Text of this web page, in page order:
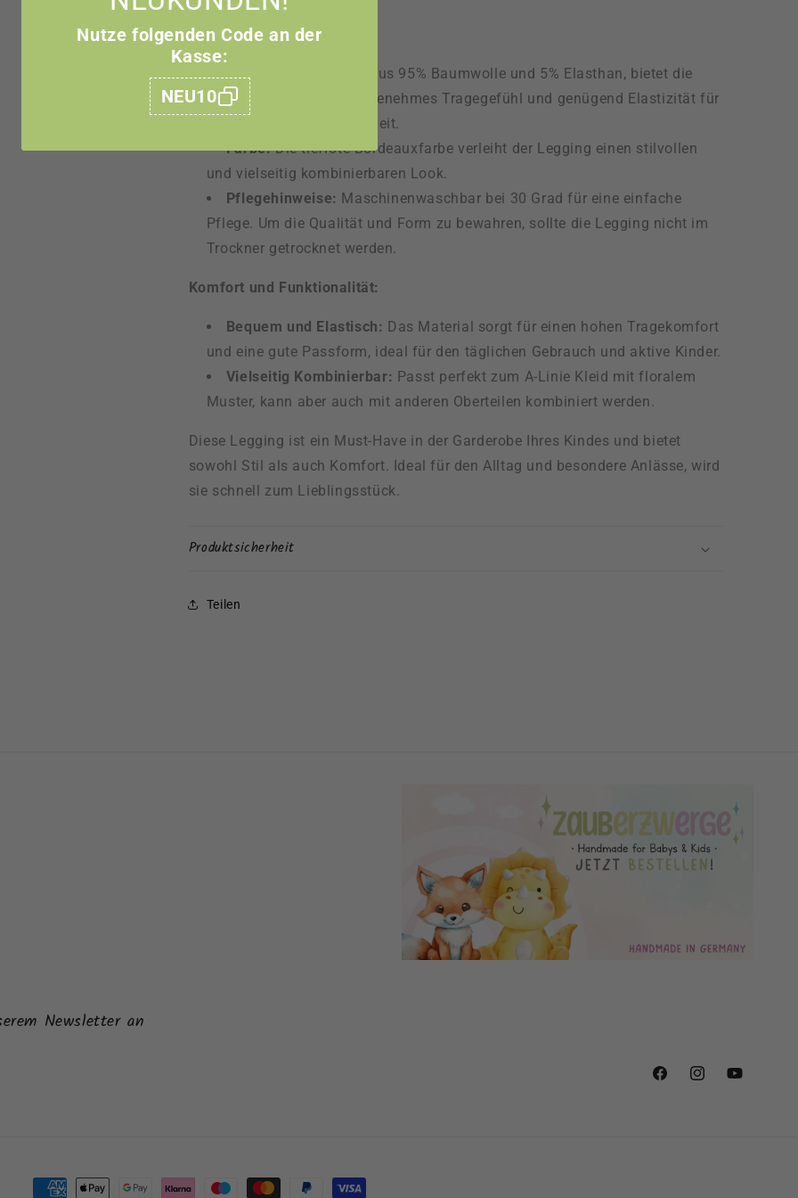
Eigenschaften:
Material:
Hergestellt aus 95% Baumwolle und 5% Elasthan, bietet die
Legging ein weiches, angenehmes Tragegefühl und genügend Elastizität für
optimale Bewegungsfreiheit.
Farbe:Die tiefrote Bordeauxfarbe verleiht der Legging einen stilvollen
und vielseitig kombinierbaren Look.
Pflegehinweise: Maschinenwaschbar bei 30 Grad für eine einfache
Pflege. Um die Qualität und Form zu bewahren, sollte die Legging nicht im
Trockner getrocknet werden.
Komfort und Funktionalität:
Bequem und Elastisch: Das Material sorgt für einen hohen Tragekomfort
und eine gute Passform, ideal für den täglichen Gebrauch und aktive Kinder.
Vielseitig Kombinierbar: Passt perfekt zum A-Linie Kleid mit floralem
Muster, kann aber auch mit anderen Oberteilen kombiniert werden.
Diese Legging ist ein Must-Have in der Garderobe Ihres Kindes und bietet
sowohl Stil als auch Komfort. Ideal für den Alltag und besondere Anlässe, wird
sie schnell zum Lieblingsstück.
Produktsicherheit
Teilen
Newsletter an
FacebookInstagramYouTube
Zahlungsmethoden
Nutze folgenden Code an der
Kasse:
NEU10